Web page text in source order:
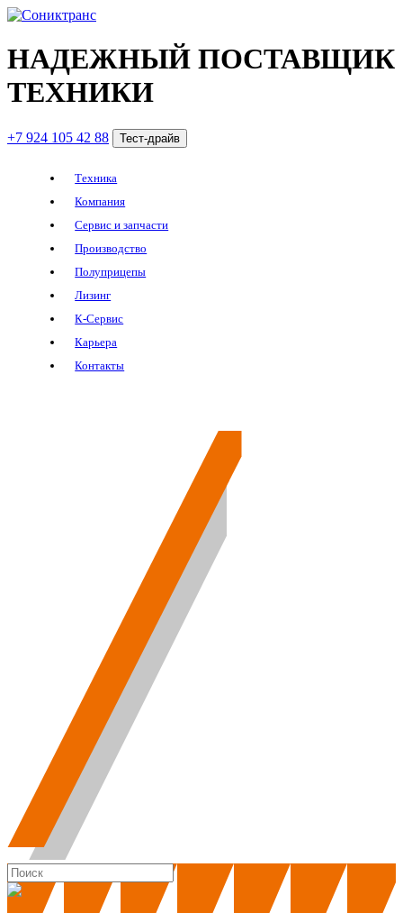
НАДЕЖНЫЙ ПОСТАВЩИК
ТЕХНИКИ
+7 924 105 42 88 Тест-драйв
Техника
Компания
Сервис и запчасти
Производство
Полуприцепы
Лизинг
К-Сервис
Карьера
Контакты